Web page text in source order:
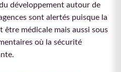
développement autour de
sont alertés puisque la
médicale mais aussi sous
où la sécurité